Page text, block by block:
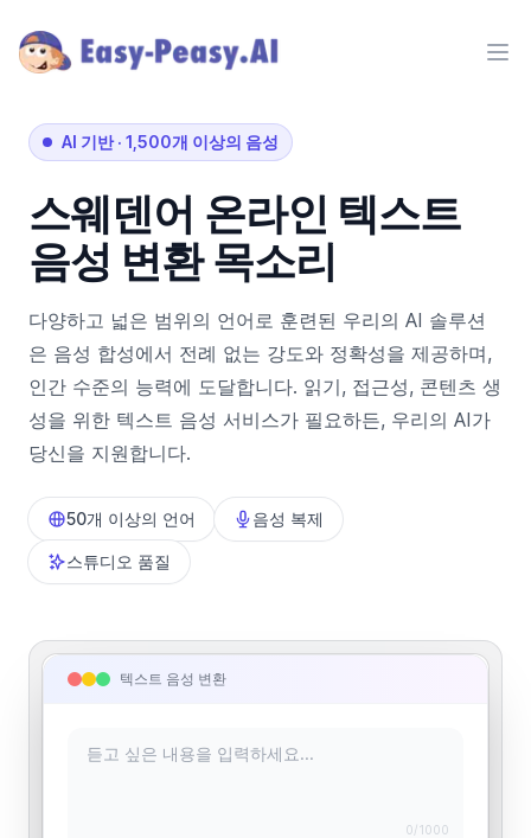
AI 기반· 1,500개 이상의 음성
스웨덴어 온라인 텍스트
음성 변환 목소리
다양하고 넓은 범위의 언어로 훈련된 우리의 AI 솔루션
은 음성 합성에서 전례 없는 강도와 정확성을 제공하며,
인간 수준의 능력에 도달합니다. 읽기, 접근성, 콘텐츠 생
성을 위한 텍스트 음성 서비스가 필요하든, 우리의 AI가
당신을 지원합니다.
50개 이상의 언어 음성 복제
스튜디오 품질
텍스트 음성 변환
0/1000